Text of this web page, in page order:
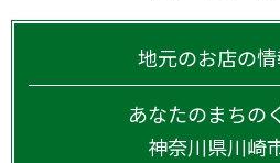
地元のお店の情
あなたのまちの
神奈川県川崎